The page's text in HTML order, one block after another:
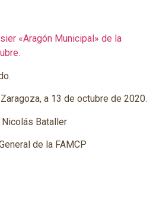
«Aragón Municipal» de la
Zaragoza, a 13 de octubre de 2020.
Bataller
de la FAMCP